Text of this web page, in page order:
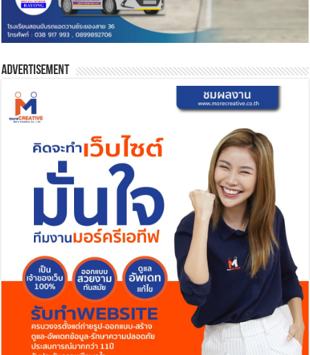
Advertisement